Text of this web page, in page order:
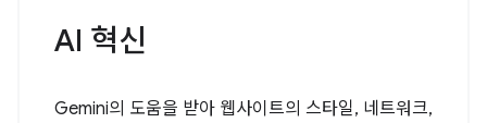
AI 혁신
Gemini의 도움을 받아 웹사이트의 스타일, 네트워크,